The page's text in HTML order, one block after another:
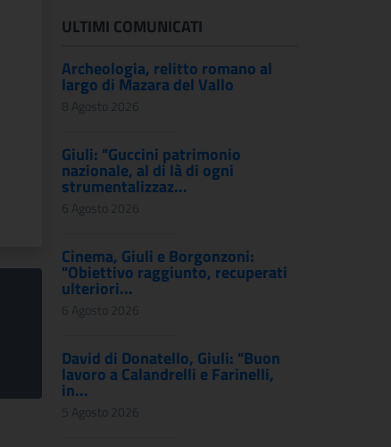
ULTIMI COMUNICATI
Archeologia, relitto romano al
largo di Mazara del Vallo
8 Agosto 2026
Giuli: "Guccini patrimonio
nazionale, al di là di ogni
strumentalizzaz...
6 Agosto 2026
Cinema, Giuli e Borgonzoni:
"Obiettivo raggiunto, recuperati
ulteriori...
6 Agosto 2026
David di Donatello, Giuli: "Buon
lavoro a Calandrelli e Farinelli,
in...
5 Agosto 2026